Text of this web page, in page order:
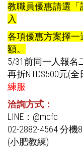
教職員優惠請選
入
各項優惠方案擇
額。
5/31前同一人報名
再折NTD$500元(全
練服
洽詢方式：
LINE：@mcfc
02-2882-4564 分機
(小肥教練)